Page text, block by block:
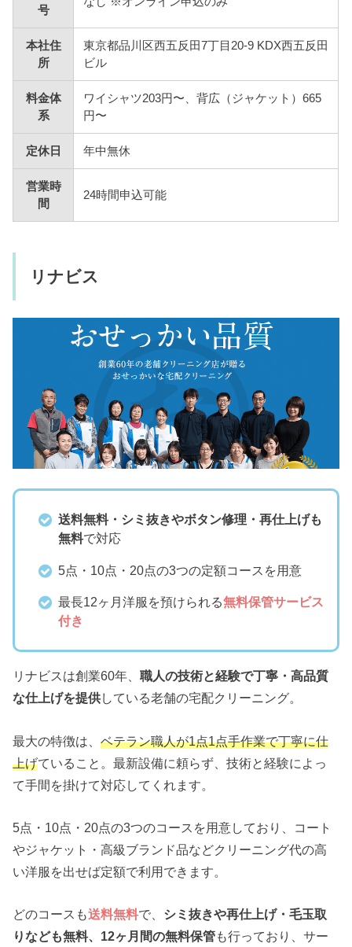
号
本社住
所
東京都品川区西五反田7丁目20-9 KDX西五反田
ビル
料金体
系
ワイシャツ203円〜、背広（ジャケット）665
円〜
定休日 年中無休
営業時
間
24時間申込可能
リナビス
送料無料・シミ抜きやボタン修理・再仕上げも
無料で対応
5点・10点・20点の3つの定額コースを用意
最長12ヶ月洋服を預けられる無料保管サービス
付き
リナビスは創業60年、職人の技術と経験で丁寧・高品質
な仕上げを提供している老舗の宅配クリーニング。
最大の特徴は、ベテラン職人が1点1点手作業で丁寧に仕
上げていること。最新設備に頼らず、技術と経験によっ
て手間を掛けて対応してくれます。
5点・10点・20点の3つのコースを用意しており、コート
やジャケット・高級ブランド品などクリーニング代の高
い洋服を出せば定額で利用できます。
どのコースも送料無料で、 シミ抜きや再仕上げ・毛玉取
りなども無料、12ヶ月間の無料保管も行っており、サー